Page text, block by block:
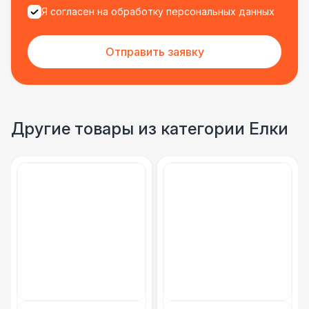
Я согласен на обработку персональных данных
Отправить заявку
Другие товары из категории Елки